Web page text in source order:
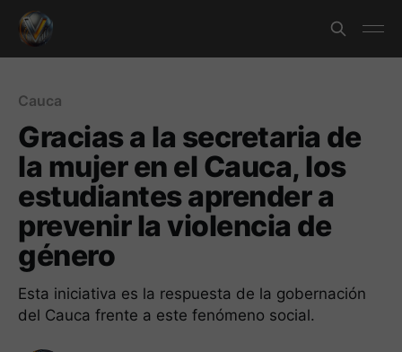
Cauca
Gracias a la secretaria de
la mujer en el Cauca, los
estudiantes aprender a
prevenir la violencia de
género
Esta iniciativa es la respuesta de la gobernación
del Cauca frente a este fenómeno social.